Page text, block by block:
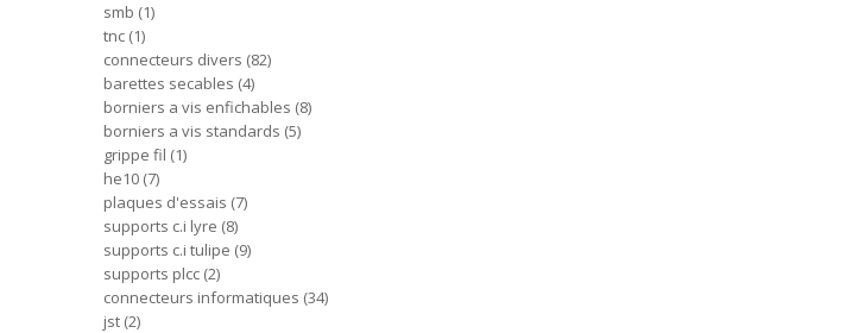
smb 1
tnc 1
connecteurs divers 82
barettes secables 4
borniers a vis enfichables 8
borniers a vis standards 5
grippe fil 1
he10 7
plaques d'essais 7
supports c.i lyre 8
supports c.i tulipe 9
supports plcc 2
connecteurs informatiques 34
jst 2